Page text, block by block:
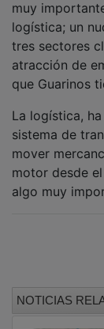
logística; un
tres sectores
atracción de
que Guarinos
sistema de
mover
motor desde
algo muy